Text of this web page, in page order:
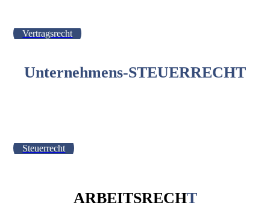
Vertragsrecht
Unternehmens-STEUERRECHT
Steuerrecht
ARBEITSRECHT